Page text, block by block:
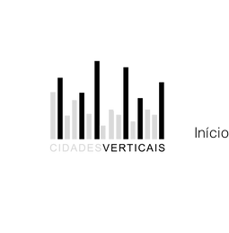
Início